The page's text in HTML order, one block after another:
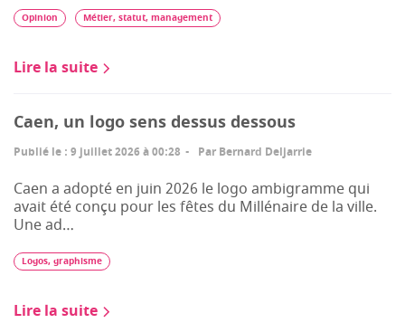
Lire la suite
Opinion Métier, statut, management
Caen, un logo sens dessus dessous
Publié le : 9 juillet 2026 à 00:28 Par Bernard Deljarrie
Caen a adopté en juin 2026 le logo ambigramme qui
avait été conçu pour les fêtes du Millénaire de la ville.
Une ad…
Lire la suite
Logos, graphisme